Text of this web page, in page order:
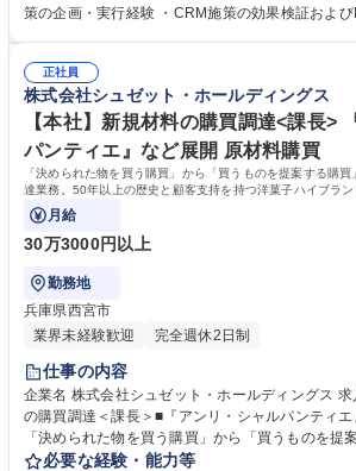
FM・購買等の顧客データ分析に基づくセグメント
集職種 兵庫【Webマーケター／CRM業務担当】ア
エ ※原則出社
策の企画・実行経験 ・CRM施策の効果検証およびPDCA推進経験 ・社内
に基づき、EC・店舗を横断したCRM戦略立案や
る方 ・配信にとどまらず顧客視点を持ち、社内外
上・施策推進ができる方 学歴・資格 学歴：大学院 大学 高専 短大 専修学
校 語学力： 資格：
正社員
株式会社シュゼット・ホールディングス
【本社】新規材料の購買調達<課長>
パンティエ』など展開 原材料購買
「決められた物を買う購買」から「買うものを提案する購
達業務。50年以上の歴史と顧客支持を持つ洋菓子ハイブラン
の提案及び調達業務です。
月給
30万3000円以上
勤務地
兵庫県西宮市
業界未経験歓迎
完全週休2日制
仕事の内容
企業名 株式会社シュゼット・ホールディングス 求人名 【本社】新規材料
の購買調達＜課長＞■『アンリ・シャルパンティエ』など展
「決められた物を買う購買」から「買うものを提
料の提案、調達業務。50年以上の歴史と顧客支持
必要な経験・能力等